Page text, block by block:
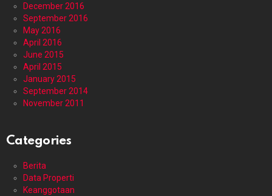
December 2016
September 2016
May 2016
April 2016
June 2015
April 2015
January 2015
September 2014
November 2011
Categories
Berita
Data Properti
Keanggotaan